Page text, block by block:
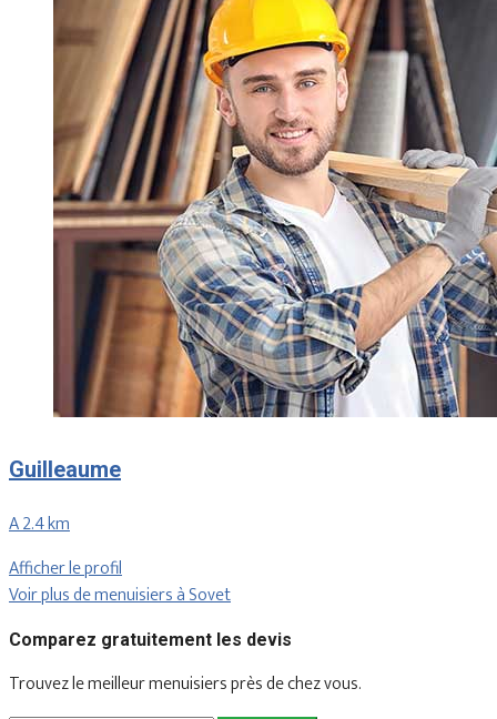
Guilleaume
A 2.4 km
Afficher le profil
Voir plus de menuisiers à Sovet
Comparez gratuitement les devis
Trouvez le meilleur menuisiers près de chez vous.